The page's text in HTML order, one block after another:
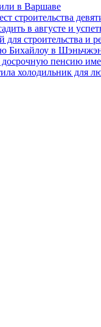
в Варшаве
строительства
в августе и
для строительства
Бихайлоу в
пенсию
холодильник для